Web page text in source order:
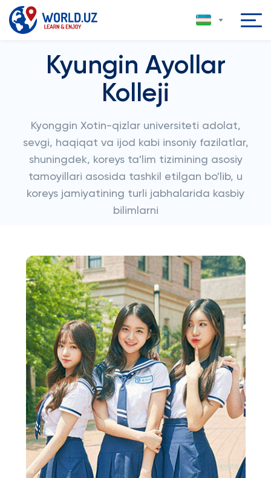
Kyungin Ayollar
Kolleji
Kyonggin Xotin-qizlar universiteti adolat,
sevgi, haqiqat va ijod kabi insoniy fazilatlar,
shuningdek, koreys ta'lim tizimining asosiy
tamoyillari asosida tashkil etilgan bo'lib, u
koreys jamiyatining turli jabhalarida kasbiy
bilimlarni